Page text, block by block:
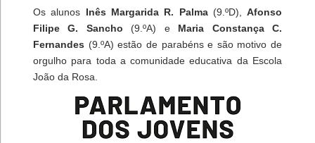
Os alunos Inês Margarida R. Palma(9.ºD),Afonso
Filipe G. Sancho (9.ºA) e Maria Constança C.
Fernandes (9.ºA) estão de parabéns e são motivo de
orgulho para toda a comunidade educativa da Escola
João da Rosa.